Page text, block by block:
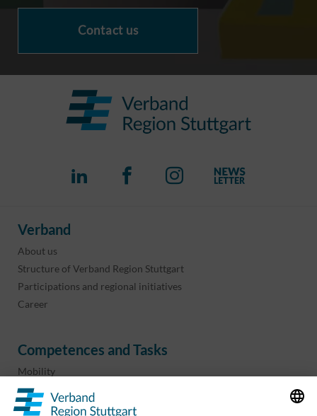
Contact us
Verband
About us
Structure of Verband Region Stuttgart
Participations and regional initiatives
Career
Competences and Tasks
Mobility
Regional planning
Business development